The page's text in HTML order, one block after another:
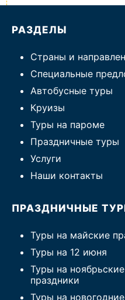
РАЗДЕЛЫ
Страны и
Специальные
Автобусные туры
Круизы
Туры на пароме
Праздничные туры
Услуги
Наши контакты
ПРАЗДНИЧНЫЕ
Туры на майские
Туры на 12 июня
Туры на ноябрьские
праздники
Туры на новогодние